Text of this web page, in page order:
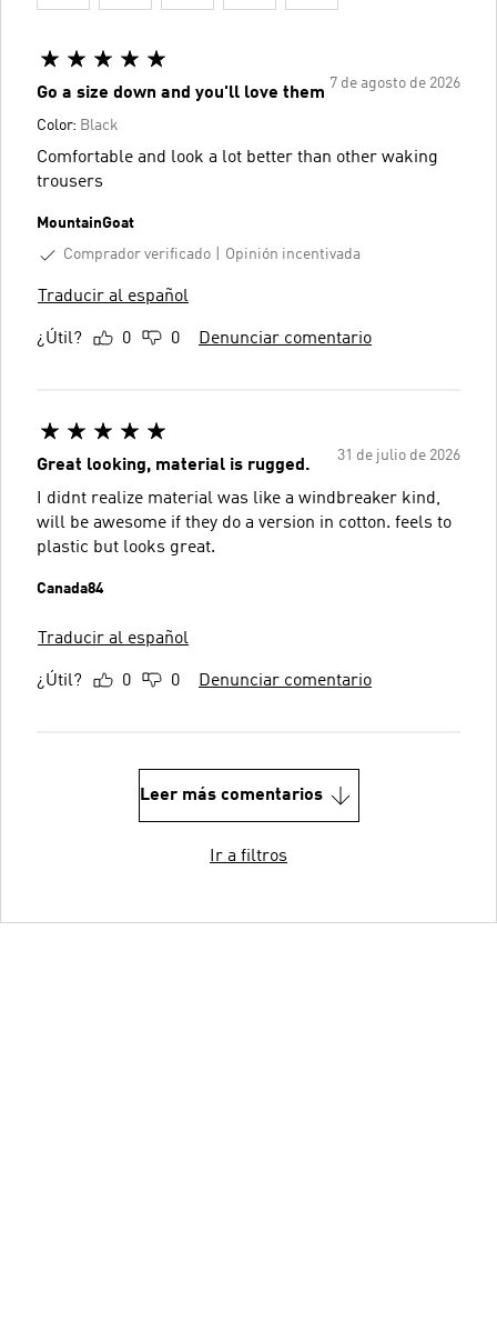
7 de agosto de 2026
Go a size down and you'll love them
Color: Black
Comfortable and look a lot better than other waking
trousers
MountainGoat
Comprador verificado
Opinión incentivada
Traducir al español
¿Útil? 0 0 Denunciar comentario
31 de julio de 2026
Great looking, material is rugged.
I didnt realize material was like a windbreaker kind,
will be awesome if they do a version in cotton. feels to
plastic but looks great.
Canada84
Traducir al español
¿Útil? 0 0 Denunciar comentario
Leer más comentarios
Ir a filtros